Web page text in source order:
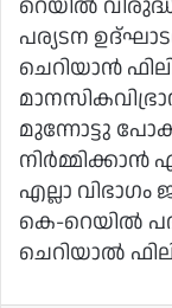
റെയില്‍
പര്യടന
ചെറിയാന്‍
മുന്നോട്ടു
എല്ലാ
കെ-റെയില്‍
ചെറിയാല്‍